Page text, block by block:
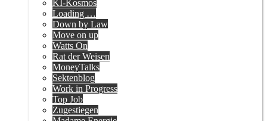
KI-Kosmos
Loading …
Down by Law
Move on up
Watts On
Rat der Weisen
MoneyTalks
Sektenblog
Work in Progress
Top Job
Zugestiegen